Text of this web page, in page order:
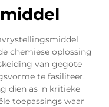
chemiese oplossing
van gegote
te fasiliteer.
dien as 'n kritieke
toepassings waar